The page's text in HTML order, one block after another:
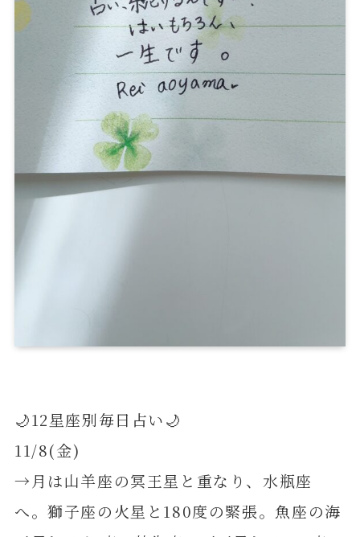
🌙12星座別毎日占い🌙
11/8(金)
→月は山羊座の冥王星と重なり、水瓶座
へ。獅子座の火星と180度の緊張。魚座の海